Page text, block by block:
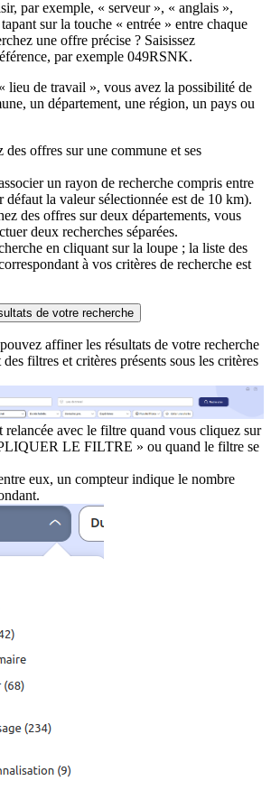
par exemple, « serveur », « anglais »,
sur la touche « entrée » entre chaque
une offre précise ? Saisissez
par exemple 049RSNK.
lieu de travail », vous avez la possibilité de
un département, une région, un pays ou
des offres sur une commune et ses
un rayon de recherche compris entre
défaut la valeur sélectionnée est de 10 km).
des offres sur deux départements, vous
deux recherches séparées.
en cliquant sur la loupe ; la liste des
à vos critères de recherche est
de votre recherche
affiner les résultats de votre recherche
filtres et critères présents sous les critères
relancée avec le filtre quand vous cliquez sur
LE FILTRE » ou quand le filtre se
eux, un compteur indique le nombre